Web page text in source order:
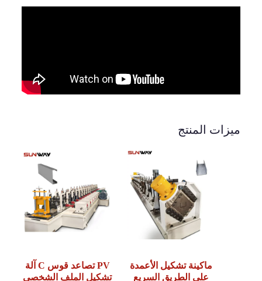
ميزات المنتج
ماكينة تشكيل الأعمدة
على الطريق السريع
PV تصاعد قوس C آلة
تشكيل الملف الشخصي